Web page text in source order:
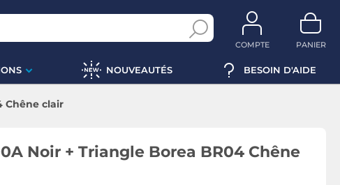
COMPTE PANIER
NOUVEAUTÉS BESOIN D'AIDE
Chêne clair
Noir + Triangle Borea BR04 Chêne